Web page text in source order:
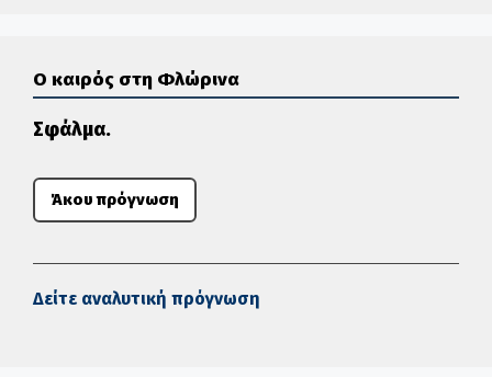
Ο καιρός στη Φλώρινα
Σφάλμα.
Άκου πρόγνωση
Δείτε αναλυτική πρόγνωση